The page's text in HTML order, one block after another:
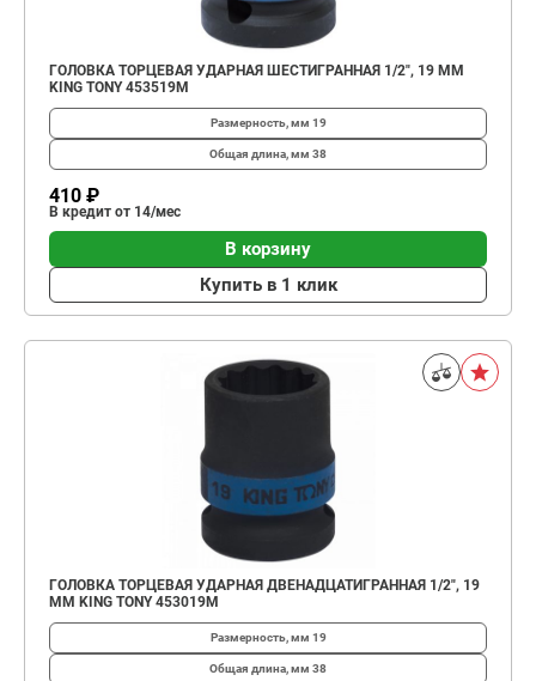
ГОЛОВКА ТОРЦЕВАЯ УДАРНАЯ ШЕСТИГРАННАЯ 1/2", 19 ММ
KING TONY 453519M
Размерность, мм 19
Общая длина, мм 38
410 ₽
В кредит от 14/мес
В корзину
Купить в 1 клик
ГОЛОВКА ТОРЦЕВАЯ УДАРНАЯ ДВЕНАДЦАТИГРАННАЯ 1/2", 19
ММ KING TONY 453019M
Размерность, мм 19
Общая длина, мм 38